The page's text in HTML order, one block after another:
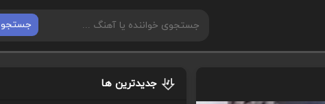
جستجو
جدیدترین ها